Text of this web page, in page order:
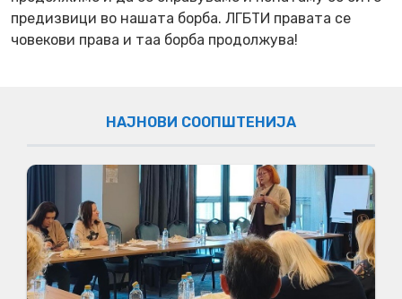
предизвици во нашата борба. ЛГБТИ правата се
човекови права и таа борба продолжува!
НАЈНОВИ СООПШТЕНИЈА